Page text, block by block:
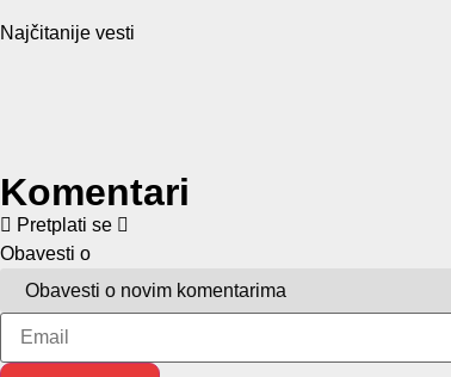
Najčitanije vesti
Komentari
Pretplati se
Obavesti o